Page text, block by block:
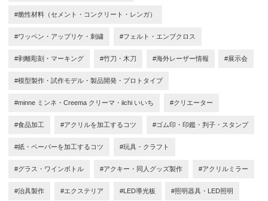
#脆性材料（セメント・コンクリート・レンガ）
#ワッペン・アップリケ・刺繍 #フェルト・エンブクロス
#剥離彫刻・マーキング #竹刀・木刀 #海外レーザー情報 #展示会
#模型製作・試作モデル・製品開発・プロトタイプ
#minne ミンネ・Creema クリーマ・iichi いいち #クリエーター
#食品加工 #アクリルを加工するコツ #ゴム印・印鑑・判子・スタンプ
#紙・ペーパーを加工するコツ #玩具・クラフト
#グラス・ワインボトル #アクキー・同人グッズ製作 #アクリルミラー
#治具製作 #エクステリア #LED導光板 #照明器具・LED照明